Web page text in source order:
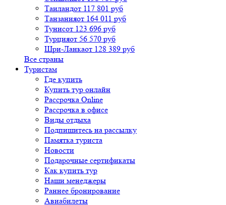
Таиландот 117 801 руб
Танзанияот 164 011 руб
Тунисот 123 696 руб
Турцияот 56 570 руб
Шри-Ланкаот 128 389 руб
Все страны
Туристам
Где купить
Купить тур онлайн
Рассрочка Online
Рассрочка в офисе
Виды отдыха
Подпишитесь на рассылку
Памятка туриста
Новости
Подарочные сертификаты
Как купить тур
Наши менеджеры
Раннее бронирование
Авиабилеты